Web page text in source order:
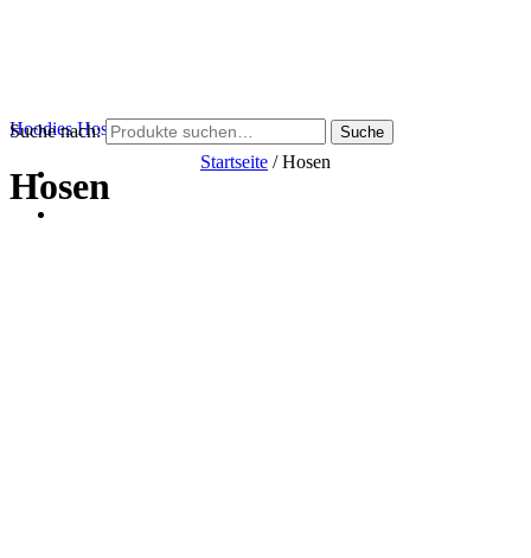
Suche nach: Suche
Hoodies Hosen TShirts
Hosen
Startseite / Hosen